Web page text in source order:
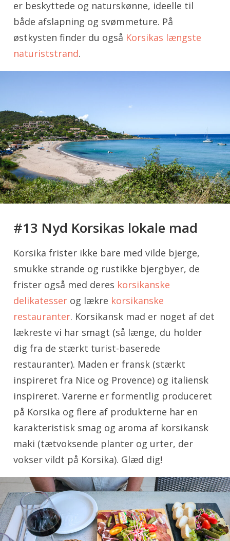
er beskyttede og naturskønne, ideelle til
både afslapning og svømmeture. På
østkysten finder du også Korsikas længste
naturiststrand.
#13 Nyd Korsikas lokale mad
Korsika frister ikke bare med vilde bjerge,
smukke strande og rustikke bjergbyer, de
frister også med deres korsikanske
delikatesser og lækre korsikanske
restauranter. Korsikansk mad er noget af det
lækreste vi har smagt (så længe, du holder
dig fra de stærkt turist-baserede
restauranter). Maden er fransk (stærkt
inspireret fra Nice og Provence) og italiensk
inspireret. Varerne er formentlig produceret
på Korsika og flere af produkterne har en
karakteristisk smag og aroma af korsikansk
maki (tætvoksende planter og urter, der
vokser vildt på Korsika). Glæd dig!